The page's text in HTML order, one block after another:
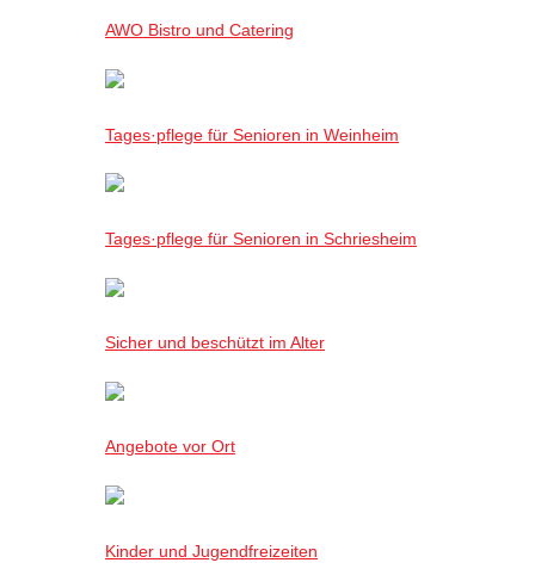
AWO Bistro und Catering
Tages·pflege für Senioren in Weinheim
Tages·pflege für Senioren in Schriesheim
Sicher und beschützt im Alter
Angebote vor Ort
Kinder und Jugendfreizeiten